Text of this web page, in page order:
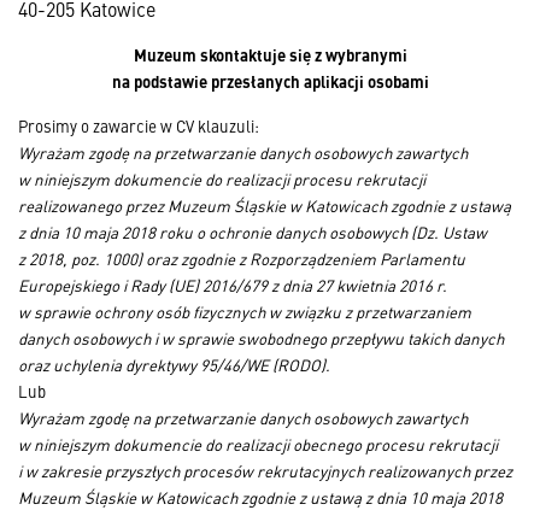
40-205 Katowice
Muzeum skontaktuje się z wybranymi
na podstawie przesłanych aplikacji osobami
Prosimy o zawarcie w CV klauzuli:
Wyrażam zgodę na przetwarzanie danych osobowych zawartych
w niniejszym dokumencie do realizacji procesu rekrutacji
realizowanego przez Muzeum Śląskie w Katowicach zgodnie z ustawą
z dnia 10 maja 2018 roku o ochronie danych osobowych (Dz. Ustaw
z 2018, poz. 1000) oraz zgodnie z Rozporządzeniem Parlamentu
Europejskiego i Rady (UE) 2016/679 z dnia 27 kwietnia 2016 r.
w sprawie ochrony osób fizycznych w związku z przetwarzaniem
danych osobowych i w sprawie swobodnego przepływu takich danych
oraz uchylenia dyrektywy 95/46/WE (RODO).
Lub
Wyrażam zgodę na przetwarzanie danych osobowych zawartych
w niniejszym dokumencie do realizacji obecnego procesu rekrutacji
i w zakresie przyszłych procesów rekrutacyjnych realizowanych przez
Muzeum Śląskie w Katowicach zgodnie z ustawą z dnia 10 maja 2018